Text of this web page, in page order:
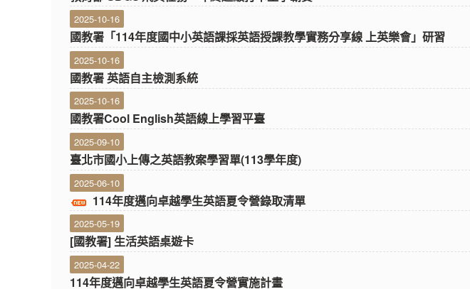
2025-10-16
國教署「114年度國中小英語課採英語授課教學實務分享線 上英樂會」研習
2025-10-16
國教署 英語自主檢測系統
2025-10-16
國教署Cool English英語線上學習平臺
2025-09-10
臺北市國小上傳之英語教案學習單(113學年度)
2025-06-10
114年度邁向卓越學生英語夏令營錄取清單
2025-05-19
[國教署] 生活英語桌遊卡
2025-04-22
114年度邁向卓越學生英語夏令營實施計畫